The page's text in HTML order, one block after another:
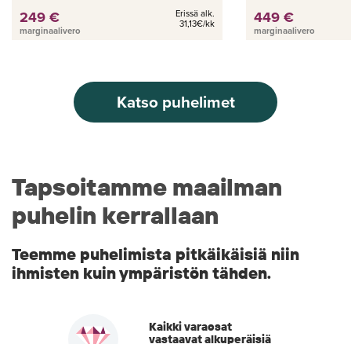
249 €
marginaalivero
Erissä alk.
31,13€/kk
449 €
marginaalivero
Katso puhelimet
Tapsoitamme maailman
puhelin kerrallaan
Teemme puhelimista pitkäikäisiä niin
ihmisten kuin ympäristön tähden.
Kaikki varaosat
vastaavat alkuperäisiä